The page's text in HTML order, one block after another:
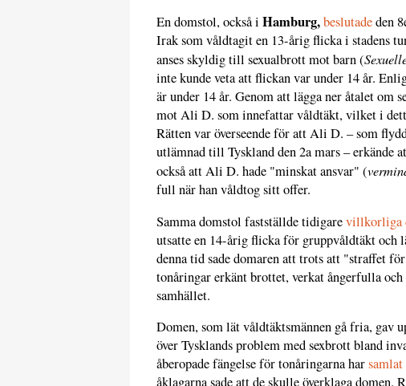
En domstol, också i Hamburg,beslutadeden
Irak som våldtagit en 13-årig flicka i stadens
anses skyldig till sexualbrott mot barn (
inte kunde veta att flickan var under 14 år.
är under 14 år. Genom att lägga ner åtalet om
mot Ali D. som innefattar våldtäkt, vilket i
Rätten var överseende för att Ali D. – som
utlämnad till Tyskland den 2a mars – erkände
också att Ali D. hade "minskat ansvar" (
full när han våldtog sitt offer.
Samma domstol fastställde tidigarevillkorliga
utsatte en 14-årig flicka för gruppvåldtäkt och
denna tid sade domaren att trots att "straffet
tonåringar erkänt brottet, verkat ångerfulla
samhället.
Domen, som lät våldtäktsmännen gå fria, gav
över Tysklands problem med sexbrott bland
åberopade fängelse för tonåringarna har
åklagarna sade att de skulle överklaga domen.